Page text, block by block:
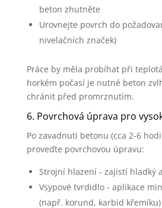
beton zhutněte
Urovnejte povrch do
nivelačních značek)
Práce by měla probíhat při
horkém počasí je nutné beton
chránit před promrznutím.
6. Povrchová úprava pro
Po zavadnutí betonu (cca 2-6
proveďte povrchovou úpravu:
Strojní hlazení - zajistí hladký
Vsypové tvrdidlo - aplikace
(např. korund, karbid